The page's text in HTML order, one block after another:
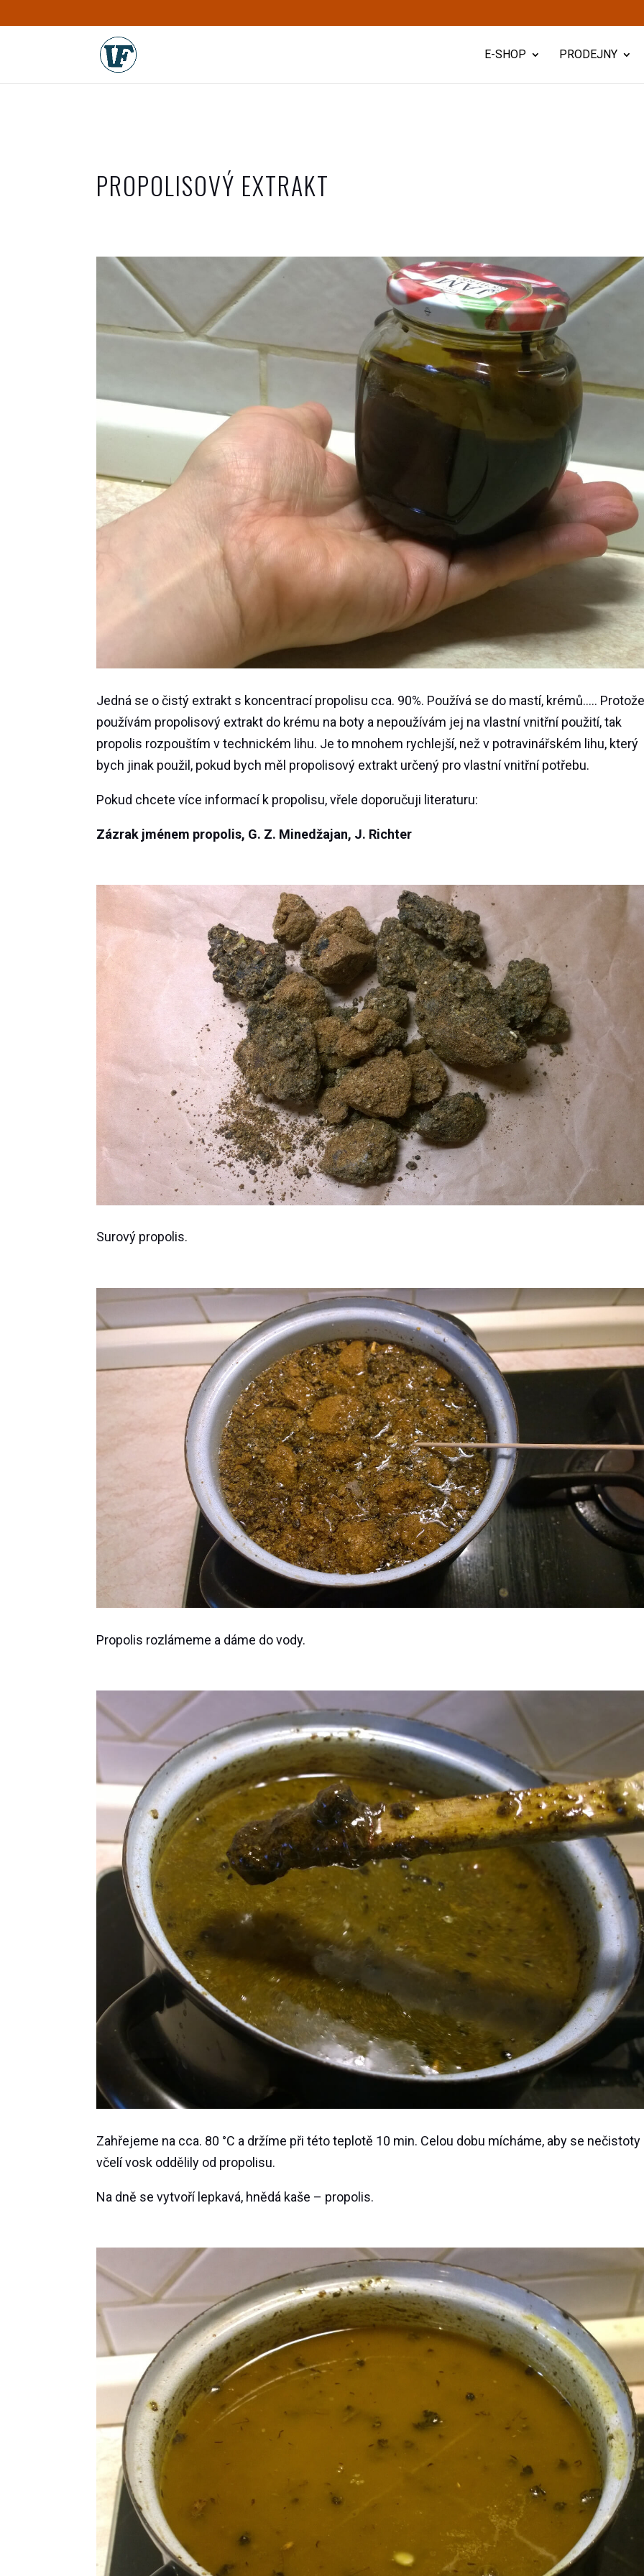
E-SHOP PRODEJNY
PROPOLISOVÝ EXTRAKT
Jedná se o čistý extrakt s koncentrací propolisu cca. 90%. Používá se do mastí, krémů…..
používám propolisový extrakt do krému na boty a nepoužívám jej na vlastní vnitřní použití, tak
propolis rozpouštím v technickém lihu. Je to mnohem rychlejší, než v potravinářském lihu, který
bych jinak použil, pokud bych měl propolisový extrakt určený pro vlastní vnitřní potřebu.
Pokud chcete více informací k propolisu, vřele doporučuji literaturu:
Zázrak jménem propolis, G. Z. Minedžajan, J. Richter
Surový propolis.
Propolis rozlámeme a dáme do vody.
Zahřejeme na cca. 80 °C a držíme při této teplotě 10 min. Celou dobu mícháme, aby se nečistoty
včelí vosk oddělily od propolisu.
Na dně se vytvoří lepkavá, hnědá kaše – propolis.